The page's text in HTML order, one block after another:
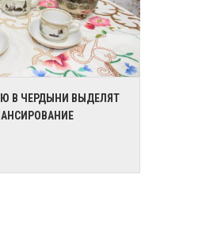
В ЧЕРДЫНИ ВЫДЕЛЯТ